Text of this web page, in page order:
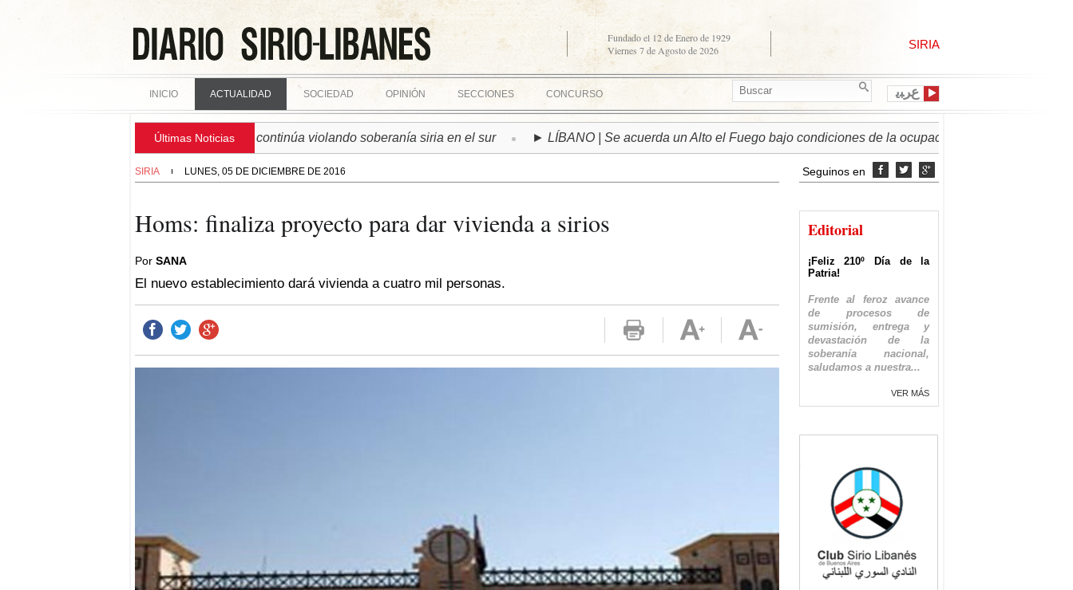
Fundado el 12 de Enero de 1929
Viernes 7 de Agosto de 2026
SIRIA
ﻉﺮﺒﻳ INICIO ACTUALIDAD SOCIEDAD OPINIÓN SECCIONES CONCURSO
Últimas Noticias
► SIRIA | Régimen israelí continúa violando soberanía siria en el sur ► LÍBANO | Se acuerda un Alto el Fuego bajo condiciones de la ocupación israelí
SIRIA LUNES, 05 DE DICIEMBRE DE 2016
Homs: finaliza proyecto para dar vivienda a sirios
Por SANA
El nuevo establecimiento dará vivienda a cuatro mil personas.
Seguinos en   
Editorial
¡Feliz 210º Día de la
Patria!
Frente al feroz avance
de procesos de
sumisión, entrega y
devastación de la
soberanía nacional,
saludamos a nuestra...
VER MÁS